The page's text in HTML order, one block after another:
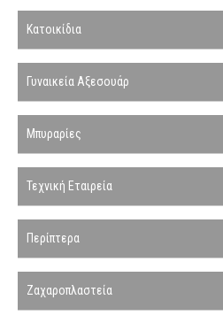
Κατοικίδια
Γυναικεία Αξεσουάρ
Μπυραρίες
Τεχνική Εταιρεία
Περίπτερα
Ζαχαροπλαστεία